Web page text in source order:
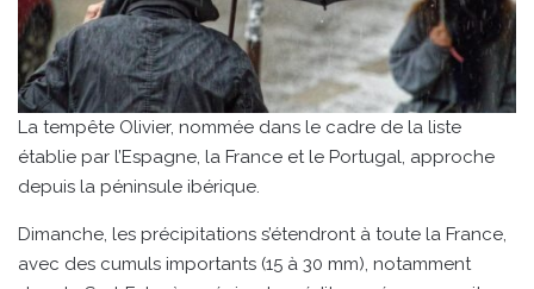
La tempête Olivier, nommée dans le cadre de la liste
établie par l’Espagne, la France et le Portugal, approche
depuis la péninsule ibérique.
Dimanche, les précipitations s’étendront à toute la France,
avec des cumuls importants (15 à 30 mm), notamment